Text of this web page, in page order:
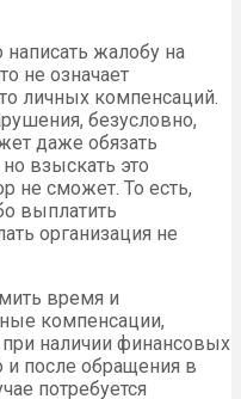
написать жалобу на
не означает
личных компенсаций.
безусловно,
даже обязать
взыскать это
не сможет. То есть,
выплатить
организация не
время и
компенсации,
при наличии финансовых
и после обращения в
потребуется